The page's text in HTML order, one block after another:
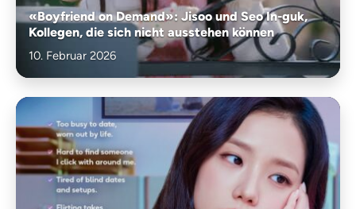
«Boyfriend on Demand»: Jisoo und Seo In-guk,
Kollegen, die sich nicht ausstehen können
10. Februar 2026